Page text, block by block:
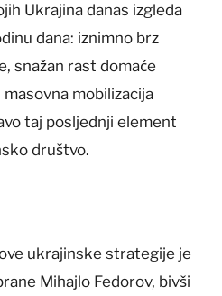
Ukrajina danas izgleda
dana: iznimno brz
snažan rast domaće
mobilizacija
taj posljednji element
društvo.
ukrajinske strategije je
Mihajlo Fedorov, bivši